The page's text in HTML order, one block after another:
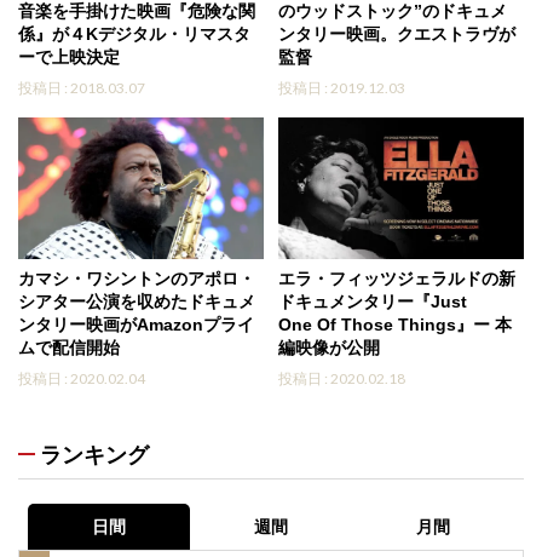
音楽を手掛けた映画『危険な関
係』が４Kデジタル・リマスタ
ーで上映決定
投稿日 : 2018.03.07
のウッドストック”のドキュメ
ンタリー映画。クエストラヴが
監督
投稿日 : 2019.12.03
カマシ・ワシントンのアポロ・
シアター公演を収めたドキュメ
ンタリー映画がAmazonプライ
ムで配信開始
投稿日 : 2020.02.04
エラ・フィッツジェラルドの新
ドキュメンタリー『Just
One Of Those Things』ー 本
編映像が公開
投稿日 : 2020.02.18
ランキング
日間 週間 月間